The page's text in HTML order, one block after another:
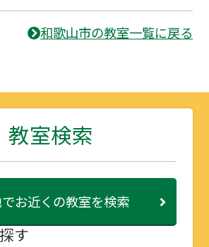
和歌山市の教室一覧に戻る
教室検索
お近くの教室を検索
す